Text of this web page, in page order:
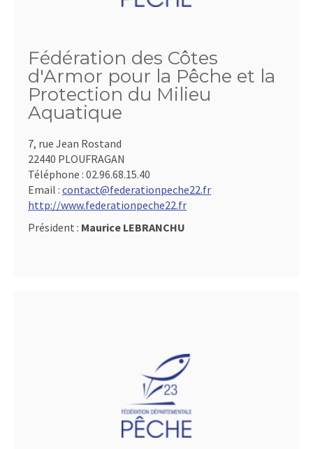
Fédération des Côtes
d'Armor pour la Pêche et la
Protection du Milieu
Aquatique
7, rue Jean Rostand
22440 PLOUFRAGAN
Téléphone : 02.96.68.15.40
Email : contact@federationpeche22.fr
http://www.federationpeche22.fr
Président : Maurice LEBRANCHU